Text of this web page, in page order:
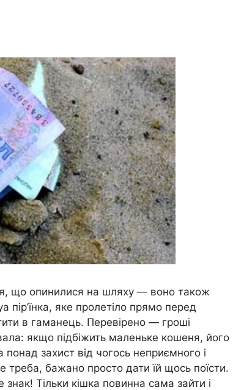
що опинилися на шляху — воно також
пір’їнка, яке пролетіло прямо перед
в гаманець. Перевірено — гроші
якщо підбіжить маленьке кошеня, його
захист від чогось неприємного і
треба, бажано просто дати їй щось поїсти.
Тільки кішка повинна сама зайти і